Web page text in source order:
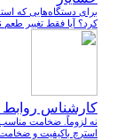
برای دستگاه‌هایی که
کرد؟ آیا فقط تغییر
کارشناس
نه لزوماً. ضخامت مناسب
استرچ باکیفیت و